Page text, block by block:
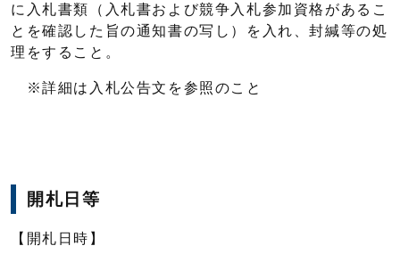
に入札書類（入札書および競争入札参加資格があるこ
とを確認した旨の通知書の写し）を入れ、封緘等の処
理をすること。
※詳細は入札公告文を参照のこと
開札日等
【開札日時】